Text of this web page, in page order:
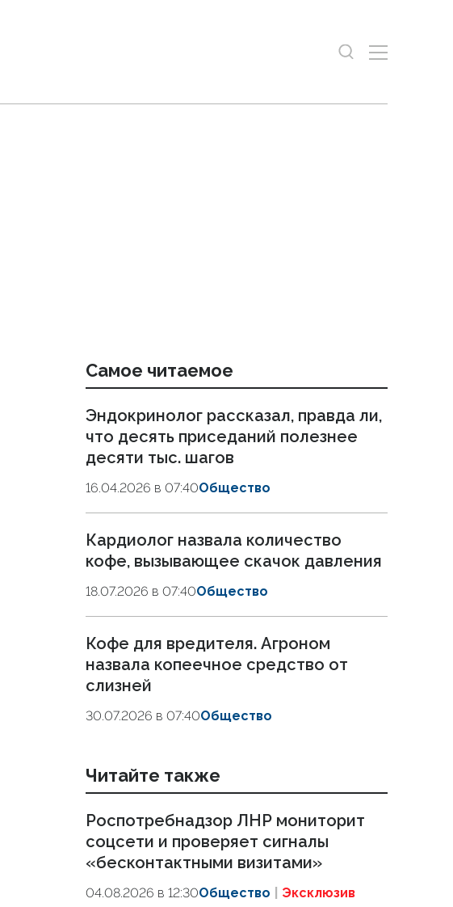
Самое читаемое
Эндокринолог рассказал, правда ли,
что десять приседаний полезнее
десяти тыс. шагов
16.04.2026 в 07:40Общество
Кардиолог назвала количество
кофе, вызывающее скачок давления
18.07.2026 в 07:40Общество
Кофе для вредителя. Агроном
назвала копеечное средство от
слизней
30.07.2026 в 07:40Общество
Читайте также
Роспотребнадзор ЛНР мониторит
соцсети и проверяет сигналы
«бесконтактными визитами»
04.08.2026 в 12:30Общество Эксклюзив